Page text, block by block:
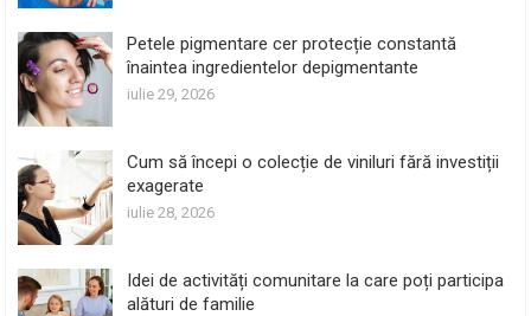
Petele pigmentare cer protecție constantă
înaintea ingredientelor depigmentante
iulie 29, 2026
Cum să începi o colecție de viniluri fără investiții
exagerate
iulie 28, 2026
Idei de activități comunitare la care poți participa
alături de familie